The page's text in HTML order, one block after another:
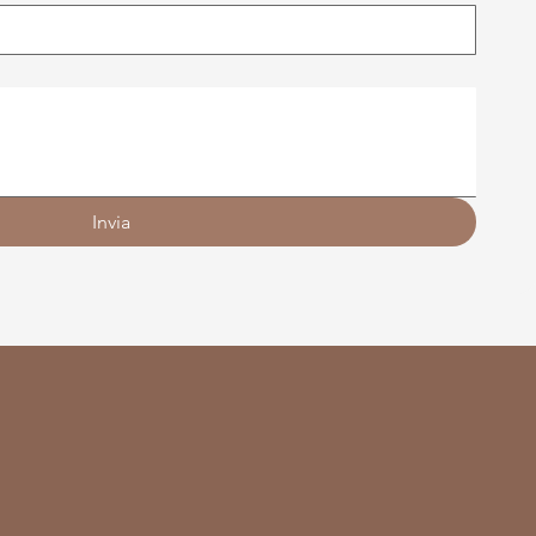
Invia